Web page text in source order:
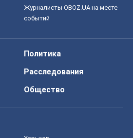
Журналисты OBOZ.UA на месте
событий
Политика
Расследования
Общество